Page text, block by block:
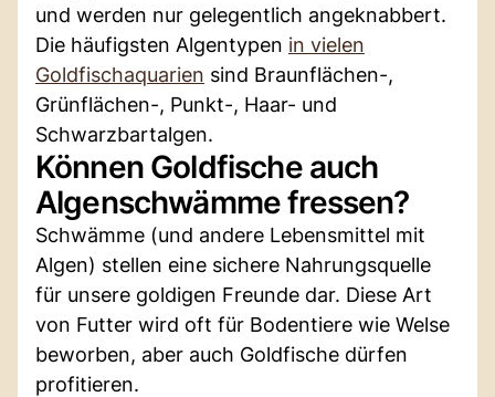
und werden nur gelegentlich angeknabbert.
Die häufigsten Algentypen in vielen
Goldfischaquarien sind Braunflächen-,
Grünflächen-, Punkt-, Haar- und
Schwarzbartalgen.
Können Goldfische auch
Algenschwämme fressen?
Schwämme (und andere Lebensmittel mit
Algen) stellen eine sichere Nahrungsquelle
für unsere goldigen Freunde dar. Diese Art
von Futter wird oft für Bodentiere wie Welse
beworben, aber auch Goldfische dürfen
profitieren.